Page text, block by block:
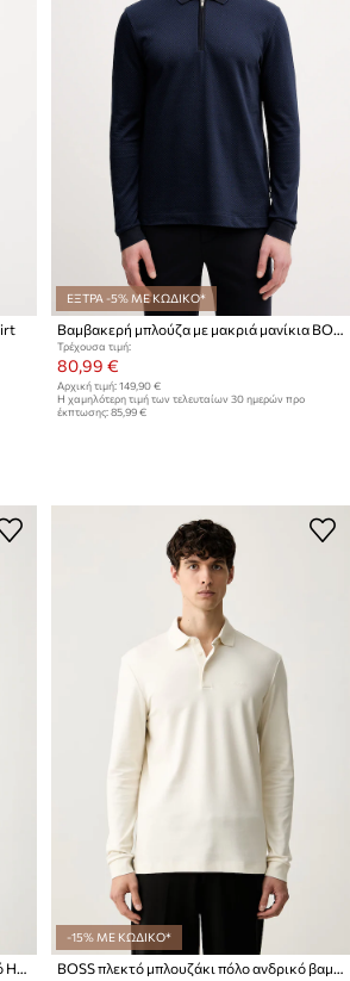
ΕΞΤΡΑ -5% ΜΕ ΚΩΔΙΚΟ*
Βαμβακερή μπλούζα με μακριά μανίκια BOSS Arti253X
Τρέχουσα τιμή:
80,99 €
Αρχική τιμή: 149,90 €
Η χαμηλότερη τιμή των τελευταίων 30 ημερών προ
έκπτωσης: 85,99 €
BOSS μακρυμάνικο ανδρικό βαμβακερό H-Tenison
-15% ΜΕ ΚΩΔΙΚΟ*
BOSS πλεκτό μπλουζάκι πόλο ανδρικό βαμβακερό Pado 30